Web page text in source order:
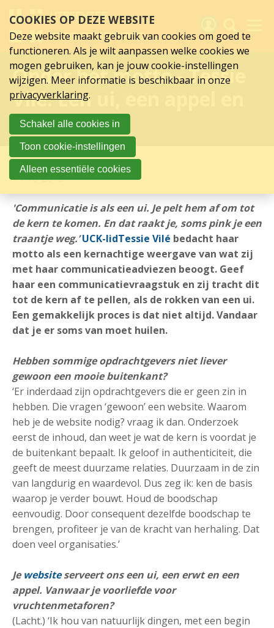
links
over
Spring
hoofd
inhoud
Spring
naar
hoofdnavigatie
Onder het motto - Tessie
Vilé: Een ui, een appel en
een erwt
14-10-2015
'Communicatie is als een ui. Je pelt hem af om tot
de kern te komen. En dat raakt je, soms pink je een
traantje weg.’UCK-lidTessie Vilé bedacht haar
motto als een kernachtige weergave van wat zij
met haar communicatieadviezen beoogt. Geef
haar een communicatievraagstuk en zij tracht dit
tot de kern af te pellen, als de rokken van een ui.
Een gemakkelijk proces is dat niet altijd. Vandaar
dat je er soms van moet huilen.
Hebben sommige opdrachtgevers niet liever
gewoon een mooie buitenkant?
‘Er inderdaad zijn opdrachtgevers die er geen zin in
hebben. Die vragen ‘gewoon’ een website. Waarom
heb je de website nodig? vraag ik dan. Onderzoek
eerst de inhoud, dan weet je wat de kern is voordat je
de buitenkant bepaalt. Ik geloof in authenticiteit, die
geeft de meest duurzame relaties. Duurzaam in de zin
van langdurig en waardevol. Dus zeg ik: ken de basis
waarop je verder bouwt. Houd de boodschap
eenvoudig. Door consequent dezelfde boodschap te
brengen, profiteer je van de kracht van herhaling. Dat
doen veel organisaties.’
Je websiteserveert ons een ui, een erwt en een
appel. Vanwaar je voorliefde voor
vruchtenmetaforen?
(Lacht.) ‘Ik hou van natuurlijk dingen, met een begin
Activiteiten
Nieuws
Verslagen
Sluit je aan
Over UCK
COOKIES OP DEZE WEBSITE
Deze website maakt gebruik van cookies om goed te
functioneren. Als je wilt aanpassen welke cookies we
mogen gebruiken, kan je jouw cookie-instellingen
wijzigen. Meer informatie is beschikbaar in onze
privacyverklaring.
Schakel alle cookies in
Toon cookie-instellingen
Alleen essentiële cookies